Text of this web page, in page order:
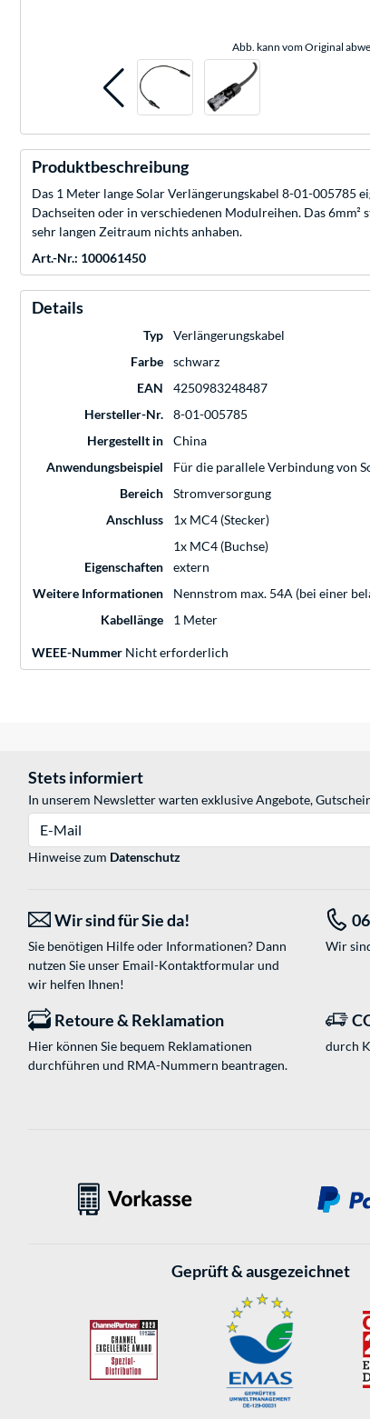
Abb. kann vom Original
Produktbeschreibung
Das 1 Meter lange Solar Verlängerungskabel 8-01-005785
Dachseiten oder in verschiedenen Modulreihen. Das
sehr langen Zeitraum nichts anhaben.
Art.-Nr.: 100061450
Details
Typ
Verlängerungskabel
Farbe
schwarz
EAN
4250983248487
Hersteller-Nr.
8-01-005785
Hergestellt in
China
Anwendungsbeispiel
Für die parallele Verbindung von
Bereich
Stromversorgung
Anschluss
1x MC4 (Stecker)
1x MC4 (Buchse)
Eigenschaften
extern
Weitere Informationen
Nennstrom max. 54A (bei einer
Kabellänge
1 Meter
WEEE-Nummer Nicht erforderlich
Stets informiert
In unserem Newsletter warten exklusive Angebote,
Hinweise zum Datenschutz
Wir sind für Sie da!
Sie benötigen Hilfe oder Informationen? Dann
nutzen Sie unser Email-Kontaktformularund
wir helfen Ihnen!
Wir
Retoure & Reklamation
Hier können Sie bequem Reklamationen
durchführen und RMA-Nummern beantragen.
durch
Geprüft & ausgezeichnet